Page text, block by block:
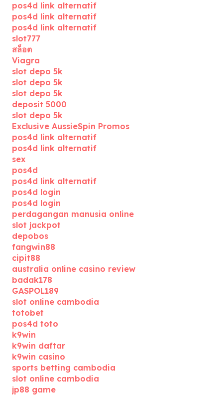
pos4d link alternatif
pos4d link alternatif
pos4d link alternatif
slot777
สล็อต
Viagra
slot depo 5k
slot depo 5k
slot depo 5k
deposit 5000
slot depo 5k
Exclusive AussieSpin Promos
pos4d link alternatif
pos4d link alternatif
sex
pos4d
pos4d link alternatif
pos4d login
pos4d login
perdagangan manusia online
slot jackpot
depobos
fangwin88
cipit88
australia online casino review
badak178
GASPOL189
slot online cambodia
totobet
pos4d toto
k9win
k9win daftar
k9win casino
sports betting cambodia
slot online cambodia
jp88 game